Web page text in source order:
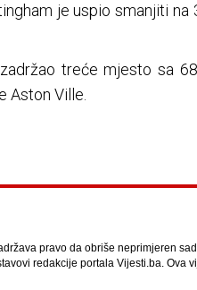
je uspio smanjiti na
treće mjesto sa
Aston Ville.
pravo da obriše neprimjeren
redakcije portala Vijesti.ba. Ova